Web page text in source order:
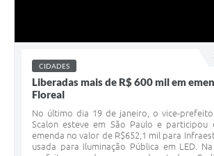
CIDADES
Liberadas mais de R$ 600 mil em
Floreal
No último dia 19 de janeiro, o vice-prefeito
Scalon esteve em São Paulo e participou
emenda no valor de R$652,1 mil para
usada para Iluminação Pública em LED.